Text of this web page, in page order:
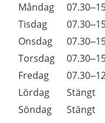
Dag
Öppettider
Kommentarer
Måndag
Tisdag
Onsdag
Torsdag
Fredag
Lördag
Stängt
Söndag
Stängt